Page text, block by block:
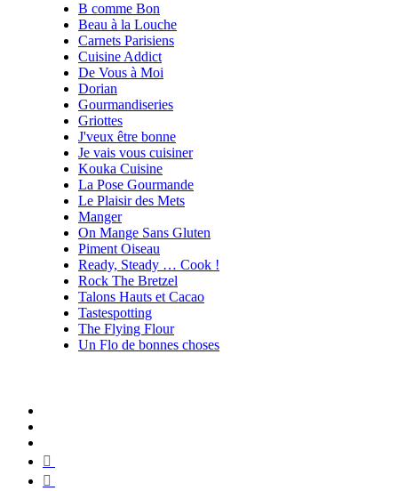
B comme Bon
Beau à la Louche
Carnets Parisiens
Cuisine Addict
De Vous à Moi
Dorian
Gourmandiseries
Griottes
J'veux être bonne
Je vais vous cuisiner
Kouka Cuisine
La Pose Gourmande
Le Plaisir des Mets
Manger
On Mange Sans Gluten
Piment Oiseau
Ready, Steady … Cook !
Rock The Bretzel
Talons Hauts et Cacao
Tastespotting
The Flying Flour
Un Flo de bonnes choses